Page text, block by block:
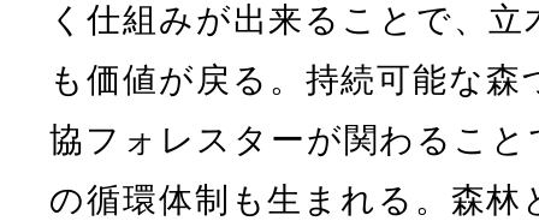
く仕組みが出来ることで、
も価値が戻る。持続可能な
協フォレスターが関わること
の循環体制も生まれる。森